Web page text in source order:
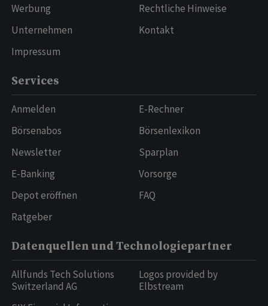
Werbung
Unternehmen
Impressum
Rechtliche Hinweise
Kontakt
Services
Anmelden
Börsenabos
Newsletter
E-Banking
Depot eröffnen
Ratgeber
E-Rechner
Börsenlexikon
Sparplan
Vorsorge
FAQ
Datenquellen und Technologiepartner
Allfunds Tech Solutions
Switzerland AG
Logos provided by
Elbstream